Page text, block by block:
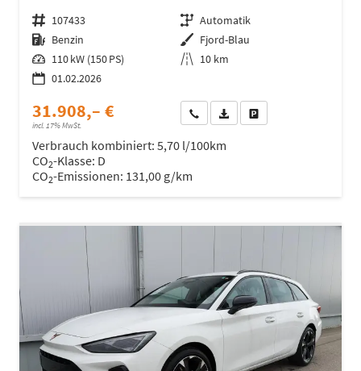
Fahrzeugnr. 107433 Getriebe Automatik
Kraftstoff Benzin Außenfarbe Fjord-Blau
Leistung 110 kW (150 PS) Kilometerstand 10 km
01.02.2026
31.908,– €
incl. 17% MwSt.
Wir rufen Sie anFahrzeugexposé (PDF)
Verbrauch kombiniert: 5,70 l/100km
CO2-Klasse: D
CO2-Emissionen: 131,00 g/km